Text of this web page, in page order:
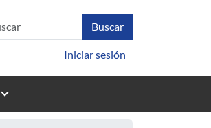
Iniciar sesión